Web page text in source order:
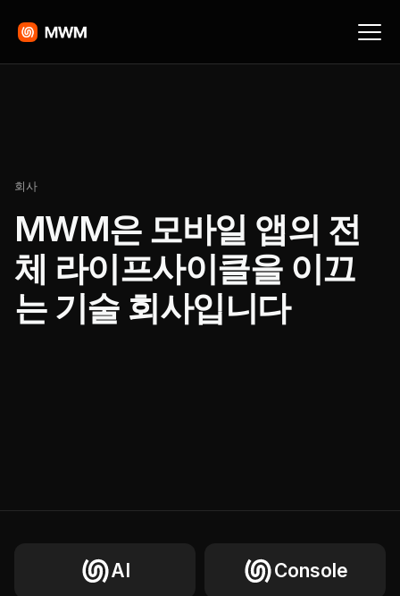
회사
MWM은 모바일 앱의 전
체 라이프사이클을 이끄
는 기술 회사입니다
AI Console